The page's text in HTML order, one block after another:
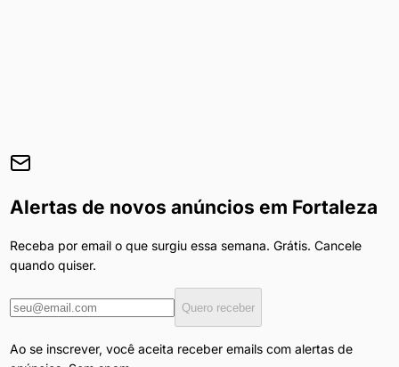
Alertas de novos anúncios em Fortaleza
Receba por email o que surgiu essa semana. Grátis. Cancele
quando quiser.
Quero receber
Ao se inscrever, você aceita receber emails com alertas de